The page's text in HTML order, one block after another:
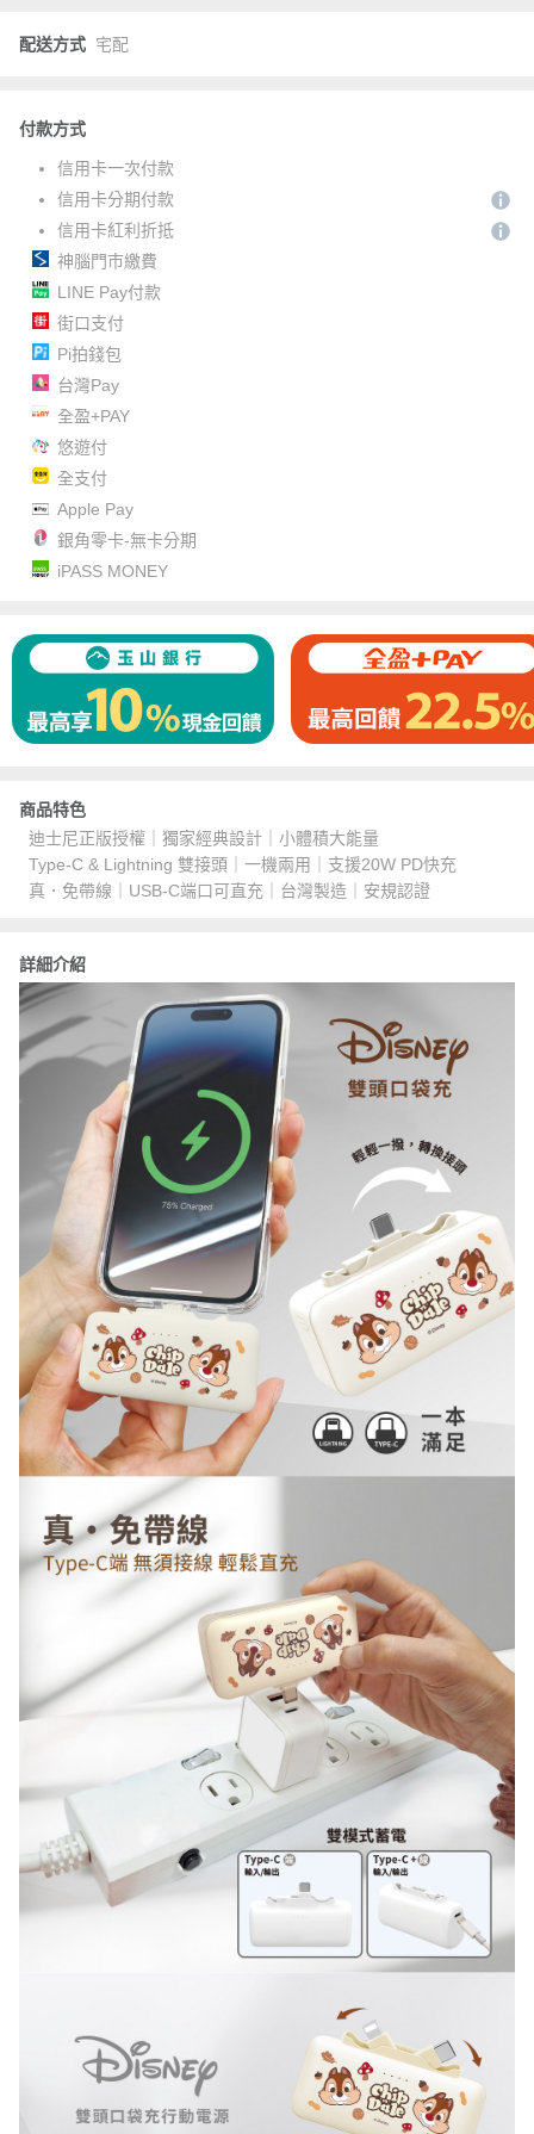
配送方式 宅配
付款方式
信用卡一次付款
信用卡分期付款
信用卡紅利折抵
神腦門市繳費
LINE Pay付款
街口支付
Pi拍錢包
台灣Pay
全盈+PAY
悠遊付
全支付
Apple Pay
銀角零卡-無卡分期
iPASS MONEY
商品特色
迪士尼正版授權｜獨家經典設計｜小體積大能量
Type-C & Lightning 雙接頭｜一機兩用｜支援20W PD快充
真．免帶線｜USB-C端口可直充｜台灣製造｜安規認證
詳細介紹